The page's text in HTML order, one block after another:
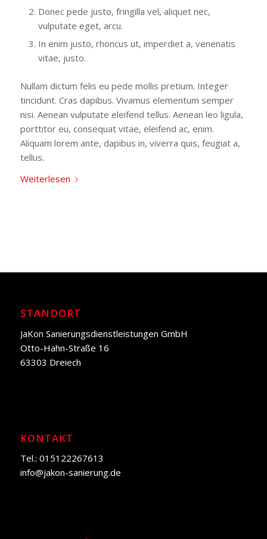
Donec pede justo, fringilla vel, aliquet nec,
vulputate eget, arcu.
In enim justo, rhoncus ut, imperdiet a, venenatis
vitae, justo.
Nullam dictum felis eu pede mollis pretium. Integer
tincidunt. Cras dapibus. Vivamus elementum semper
nisi. Aenean vulputate eleifend tellus. Aenean leo ligula,
porttitor eu, consequat vitae, eleifend ac, enim.
Aliquam lorem ante, dapibus in, viverra quis, feugiat a,
tellus.
Weiterlesen
STANDORT
JaKon Sanierungsdienstleistungen GmbH
Otto-Hahn-Straße 16
63303 Dreiech
KONTAKT
Tel.: 015122267613
info@jakon-sanierung.de